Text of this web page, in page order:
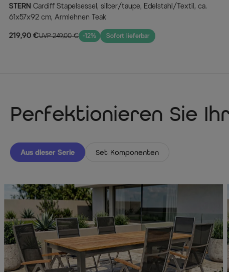
STERN
61x57x92 cm, Armlehnen Teak
219,90 €UVP 249,00 € -12% Sofort lieferbar
Perfektionieren Sie
Aus dieser Serie Set Komponenten